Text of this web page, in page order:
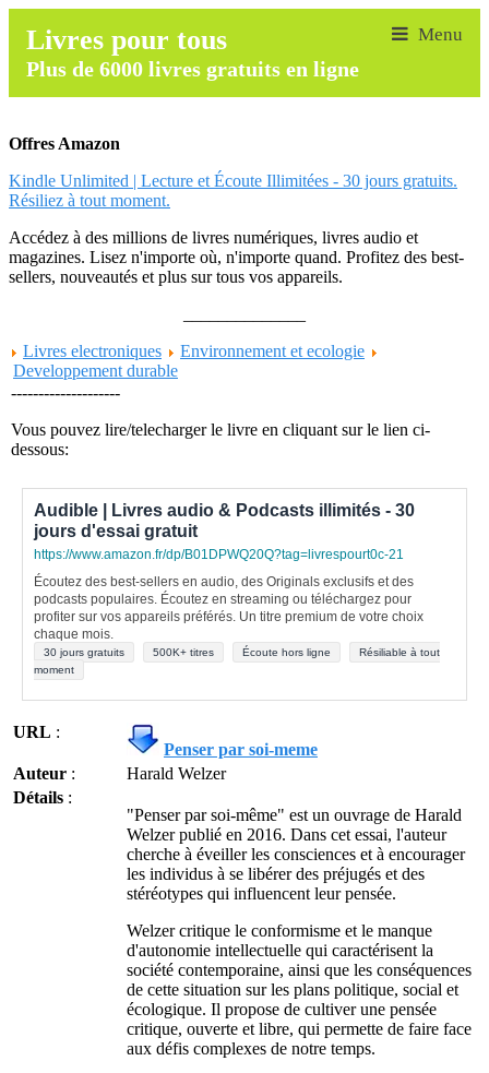
Livres pour tous
Plus de 6000 livres gratuits en ligne
Offres Amazon
Kindle Unlimited | Lecture et Écoute Illimitées - 30 jours gratuits.
Résiliez à tout moment.
Accédez à des millions de livres numériques, livres audio et
magazines. Lisez n'importe où, n'importe quand. Profitez des best-
sellers, nouveautés et plus sur tous vos appareils.
Livres electroniques
Environnement et ecologie
Developpement durable
--------------------
Vous pouvez lire/telecharger le livre en cliquant sur le lien ci-
dessous:
Audible | Livres audio & Podcasts illimités - 30
jours d'essai gratuit
https://www.amazon.fr/dp/B01DPWQ20Q?tag=livrespourt0c-21
Écoutez des best-sellers en audio, des Originals exclusifs et des
podcasts populaires. Écoutez en streaming ou téléchargez pour
profiter sur vos appareils préférés. Un titre premium de votre choix
chaque mois.
30 jours gratuits 500K+ titres Écoute hors ligne
Résiliable à tout
moment
URL :
Penser par soi-meme
Auteur :
Harald Welzer
Détails :
"Penser par soi-même" est un ouvrage de Harald
Welzer publié en 2016. Dans cet essai, l'auteur
cherche à éveiller les consciences et à encourager
les individus à se libérer des préjugés et des
stéréotypes qui influencent leur pensée.
Welzer critique le conformisme et le manque
d'autonomie intellectuelle qui caractérisent la
société contemporaine, ainsi que les conséquences
de cette situation sur les plans politique, social et
écologique. Il propose de cultiver une pensée
critique, ouverte et libre, qui permette de faire face
aux défis complexes de notre temps.